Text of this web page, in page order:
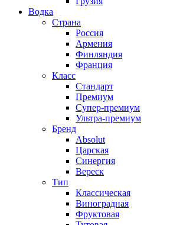
Водка
Страна
Россия
Армения
Финляндия
Франция
Класс
Стандарт
Премиум
Супер-премиум
Ультра-премиум
Бренд
Absolut
Царская
Синергия
Вереск
Тип
Классическая
Виноградная
Фруктовая